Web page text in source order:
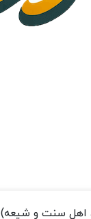
اهل سنت و شیعه)